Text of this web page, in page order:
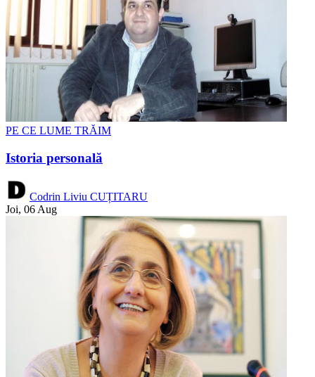
PE CE LUME TRĂIM
Istoria personală
Codrin Liviu CUȚITARU
Joi, 06 Aug